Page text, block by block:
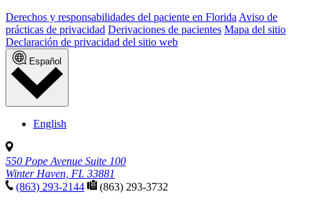
Derechos y responsabilidades del paciente en Florida Aviso de
prácticas de privacidad Derivaciones de pacientes Mapa del sitio
Declaración de privacidad del sitio web
Español
English
550 Pope Avenue Suite 100
Winter Haven, FL 33881
(863) 293-2144
(863) 293-3732